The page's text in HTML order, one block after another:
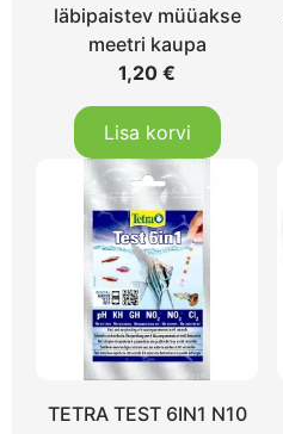
läbipaistev müüakse
meetri kaupa
1,20€
Lisa korvi
TETRA TEST 6IN1 N10